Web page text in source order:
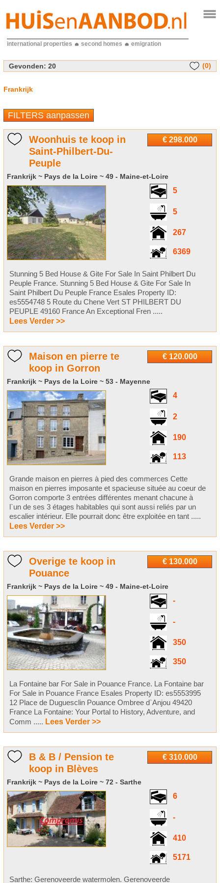
international properties second homes emigration
Gevonden: 20 (0)
Frankrijk
FILTERS aanpassen
€ 298.000
Woonhuis te koop in
Saint-Philbert-Du-
Peuple
Frankrijk ~ Pays de la Loire ~ 49 - Maine-et-Loire
5
5
267
6369
Stunning 5 Bed House & Gite For Sale In Saint Philbert Du
Peuple France. Stunning 5 Bed House & Gite For Sale In
Saint Philbert Du Peuple France Esales Property ID:
es5554748 5 Route du Chene Vert ST PHILBERT DU
PEUPLE 49160 France An Exceptional Fren .....
Lees Verder >>
€ 120.000
Maison en pierre te
koop in Gorron
Frankrijk ~ Pays de la Loire ~ 53 - Mayenne
4
2
190
113
Grande maison en pierres à pied des commerces Cette
maison en pierres imposante et spacieuse située au coeur de
Gorron comporte 3 entrées différentes menant chacune à
l`un de ses 3 étages habitables qui sont aussi reliés par un
escalier intérieur. Elle pourrait donc être exploitée en tant .....
Lees Verder >>
€ 130.000
Overige te koop in
Pouance
Frankrijk ~ Pays de la Loire ~ 49 - Maine-et-Loire
-
-
350
350
La Fontaine bar For Sale in Pouance France. La Fontaine bar
For Sale in Pouance France Esales Property ID: es5553995
12 Place de Duguesclin Pouance Ombree d`Anjou 49420
France La Fontaine: Your Portal to History, Adventure, and
Comm ..... Lees Verder >>
€ 310.000
B & B / Pension te
koop in Blèves
Frankrijk ~ Pays de la Loire ~ 72 - Sarthe
6
-
410
5171
Sarthe: Gerenoveerde watermolen. Gerenoveerde